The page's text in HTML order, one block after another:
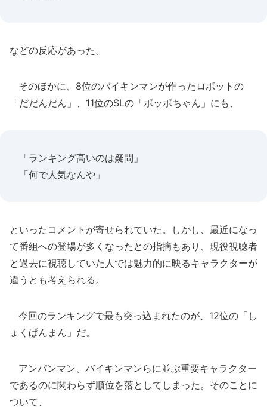
などの反応があった。
そのほかに、8位のバイキンマンが作ったロボットの
「だだんだん」、11位のSLの「ポッポちゃん」にも、
「ランキング高いのは疑問」
「何で人気なんや」
といったコメントが寄せられていた。しかし、最近になっ
て番組への登場が多くなったとの指摘もあり、現役視聴者
と過去に視聴していた人では魅力的に映るキャラクターが
違うとも考えられる。
今回のランキングで最も突っ込まれたのが、12位の「し
ょくぱんまん」だ。
アンパンマン、バイキンマンらに並ぶ重要キャラクター
であるのに関わらず順位を落としてしまった。そのことに
ついて、